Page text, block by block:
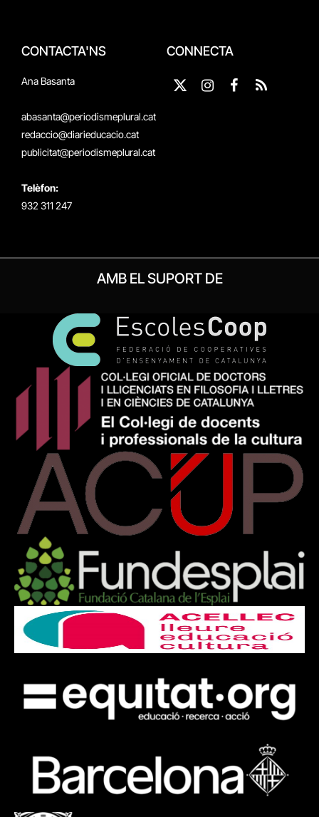
CONTACTA'NS
Ana Basanta
abasanta@periodismeplural.cat
redaccio@diarieducacio.cat
publicitat@periodismeplural.cat
Telèfon:
932 311 247
CONNECTA
X
Instagram
Facebook
RSS
AMB EL SUPORT DE